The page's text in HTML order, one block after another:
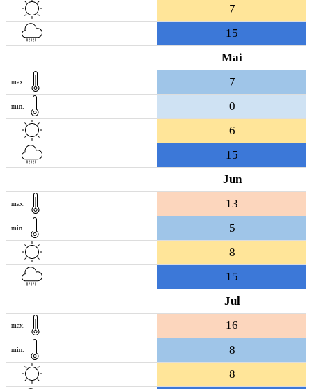
7
15
Mai
max. 7
min.
0
6
15
Jun
max. 13
min.
5
8
15
Jul
max. 16
min.
8
8